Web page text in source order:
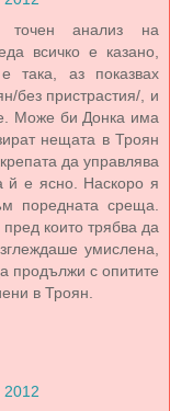
точен анализ на
всичко е казано,
така, аз показвах
без пристрастия/, и
Може би Донка има
нещата в Троян
да управлява
й е ясно. Наскоро я
поредната среща.
които трябва да
умислена,
продължи с опитите
в Троян.
2012